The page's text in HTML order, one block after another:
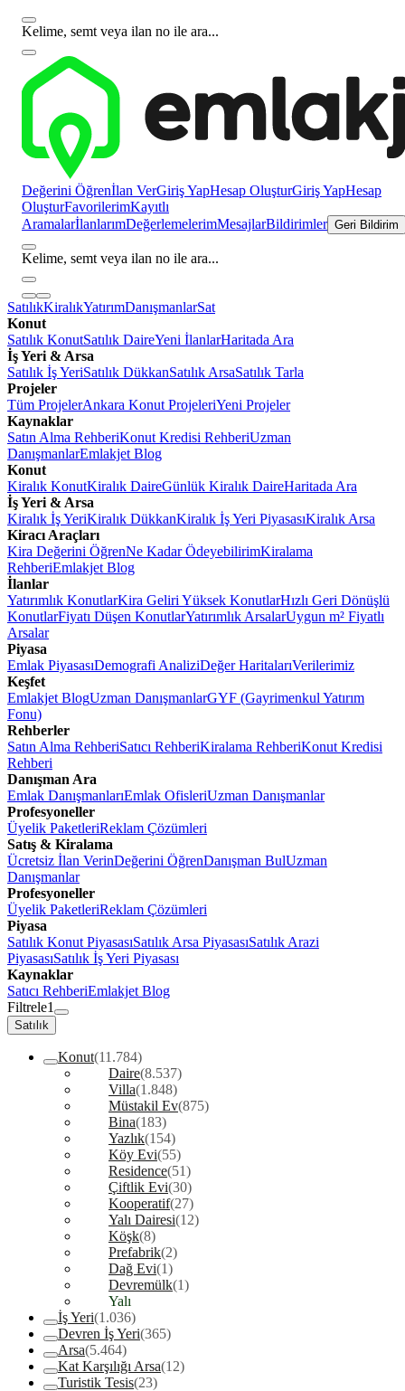
Kelime, semt veya ilan no ile ara...
Değerini Öğrenİlan VerGiriş YapHesap OluşturGiriş YapHesap
OluşturFavorilerimKayıtlı
AramalarİlanlarımDeğerlemelerimMesajlarBildirimler Geri Bildirim
Kelime, semt veya ilan no ile ara...
SatılıkKiralıkYatırımDanışmanlarSat
Konut
Satılık KonutSatılık DaireYeni İlanlarHaritada Ara
İş Yeri & Arsa
Satılık İş YeriSatılık DükkanSatılık ArsaSatılık Tarla
Projeler
Tüm ProjelerAnkara Konut ProjeleriYeni Projeler
Kaynaklar
Satın Alma RehberiKonut Kredisi RehberiUzman
DanışmanlarEmlakjet Blog
Konut
Kiralık KonutKiralık DaireGünlük Kiralık DaireHaritada Ara
İş Yeri & Arsa
Kiralık İş YeriKiralık DükkanKiralık İş Yeri PiyasasıKiralık Arsa
Kiracı Araçları
Kira Değerini ÖğrenNe Kadar ÖdeyebilirimKiralama
RehberiEmlakjet Blog
İlanlar
Yatırımlık KonutlarKira Geliri Yüksek KonutlarHızlı Geri Dönüşlü
KonutlarFiyatı Düşen KonutlarYatırımlık ArsalarUygun m² Fiyatlı
Arsalar
Piyasa
Emlak PiyasasıDemografi AnaliziDeğer HaritalarıVerilerimiz
Keşfet
Emlakjet BlogUzman DanışmanlarGYF (Gayrimenkul Yatırım
Fonu)
Rehberler
Satın Alma RehberiSatıcı RehberiKiralama RehberiKonut Kredisi
Rehberi
Danışman Ara
Emlak DanışmanlarıEmlak OfisleriUzman Danışmanlar
Profesyoneller
Üyelik PaketleriReklam Çözümleri
Satış & Kiralama
Ücretsiz İlan VerinDeğerini ÖğrenDanışman BulUzman
Danışmanlar
Profesyoneller
Üyelik PaketleriReklam Çözümleri
Piyasa
Satılık Konut PiyasasıSatılık Arsa PiyasasıSatılık Arazi
PiyasasıSatılık İş Yeri Piyasası
Kaynaklar
Satıcı RehberiEmlakjet Blog
Filtrele1
Satılık
Konut(11.784)
Daire(8.537)
Villa(1.848)
Müstakil Ev(875)
Bina(183)
Yazlık(154)
Köy Evi(55)
Residence(51)
Çiftlik Evi(30)
Kooperatif(27)
Yalı Dairesi(12)
Köşk(8)
Prefabrik(2)
Dağ Evi(1)
Devremülk(1)
Yalı
İş Yeri(1.036)
Devren İş Yeri(365)
Arsa(5.464)
Kat Karşılığı Arsa(12)
Turistik Tesis(23)